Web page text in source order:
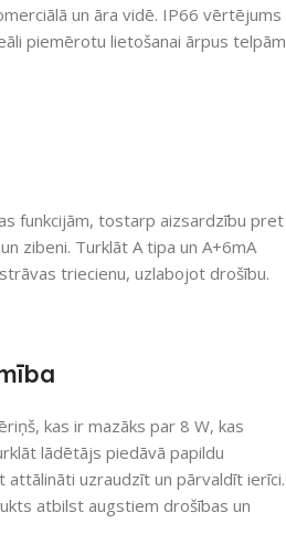
un āra vidē. IP66 vērtējums
piemērotu lietošanai ārpus telpām
funkcijām, tostarp aizsardzību pret
zibeni. Turklāt A tipa un A+6mA
triecienu, uzlabojot drošību.
kas ir mazāks par 8 W, kas
lādētājs piedāvā papildu
uzraudzīt un pārvaldīt ierīci.
atbilst augstiem drošības un